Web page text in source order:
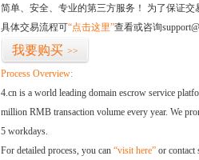
简单、安全、专业的第三方服务！ 为了保证
具体交易流程可“点击这里”查看或咨询
我要购买 >>
Process Overview:
4.cn is a world leading domain escrow service
million RMB transaction volume every year. We
5 workdays.
For detailed process, you can “visit here” or contact